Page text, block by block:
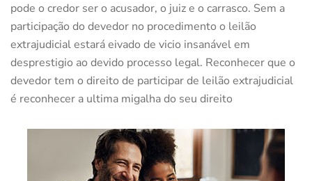
pode o credor ser o acusador, o juiz e o carrasco. Sem a
participação do devedor no procedimento o leilão
extrajudicial estará eivado de vicio insanável em
desprestigio ao devido processo legal. Reconhecer que o
devedor tem o direito de participar de leilão extrajudicial
é reconhecer a ultima migalha do seu direito